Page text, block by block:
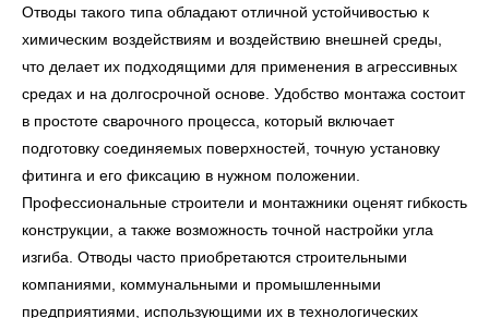
Отводы такого типа обладают отличной устойчивостью к
химическим воздействиям и воздействию внешней среды,
что делает их подходящими для применения в агрессивных
средах и на долгосрочной основе. Удобство монтажа состоит
в простоте сварочного процесса, который включает
подготовку соединяемых поверхностей, точную установку
фитинга и его фиксацию в нужном положении.
Профессиональные строители и монтажники оценят гибкость
конструкции, а также возможность точной настройки угла
изгиба. Отводы часто приобретаются строительными
компаниями, коммунальными и промышленными
предприятиями, использующими их в технологических